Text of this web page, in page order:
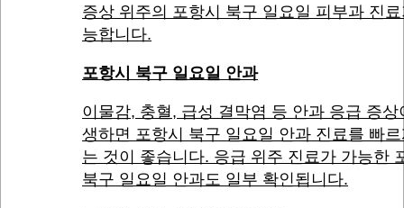
증상 위주의 포항시 북구 일요일 피부과 진
능합니다.
포항시 북구 일요일 안과
이물감, 충혈, 급성 결막염 등 안과 응급 증상
생하면 포항시 북구 일요일 안과 진료를 빠
는 것이 좋습니다. 응급 위주 진료가 가능한
북구 일요일 안과도 일부 확인됩니다.